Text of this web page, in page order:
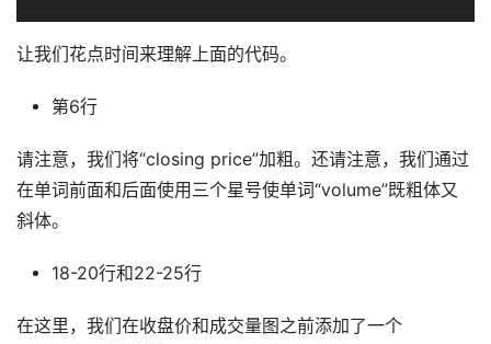
让我们花点时间来理解上面的代码。
第6行
请注意，我们将“closing price”加粗。还请注意，我们通过
在单词前面和后面使用三个星号使单词“volume”既粗体又
斜体。
18-20行和22-25行
在这里，我们在收盘价和成交量图之前添加了一个